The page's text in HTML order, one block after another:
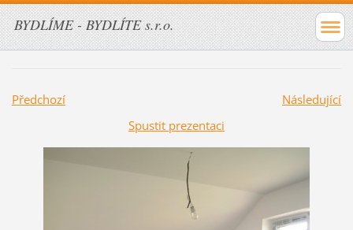
BYDLÍME - BYDLÍTE s.r.o.
Předchozí
Následující
Spustit prezentaci